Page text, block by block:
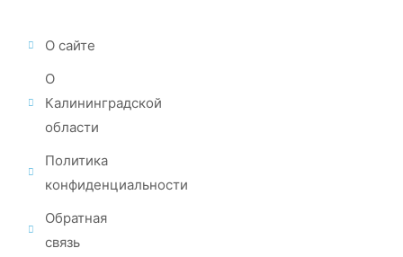
О сайте
О
Калининградской
области
Политика
конфиденциальности
Обратная
связь